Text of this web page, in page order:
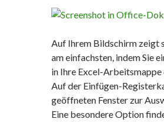
Auf Ihrem Bildschirm zeigt
am einfachsten, indem Sie
in Ihre Excel-Arbeitsmappe
Auf der Einfügen-
geöffneten Fenster zur
Eine besondere Option